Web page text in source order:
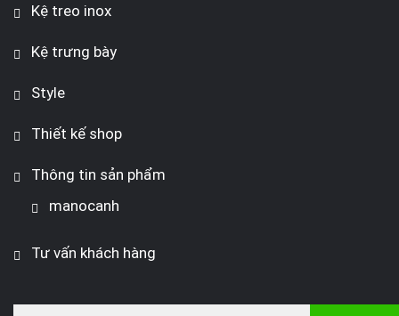
Kệ treo inox
Kệ trưng bày
Style
Thiết kế shop
Thông tin sản phẩm
manocanh
Tư vấn khách hàng